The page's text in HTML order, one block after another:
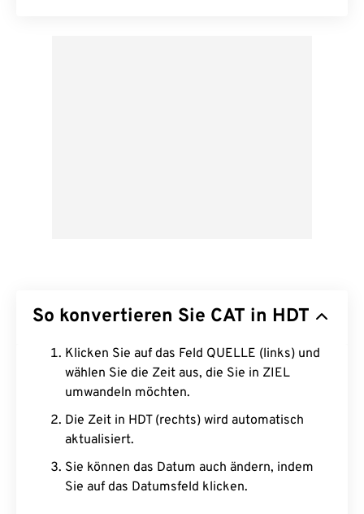
So konvertieren Sie CAT in HDT
Klicken Sie auf das Feld QUELLE (links) und
wählen Sie die Zeit aus, die Sie in ZIEL
umwandeln möchten.
Die Zeit in HDT (rechts) wird automatisch
aktualisiert.
Sie können das Datum auch ändern, indem
Sie auf das Datumsfeld klicken.